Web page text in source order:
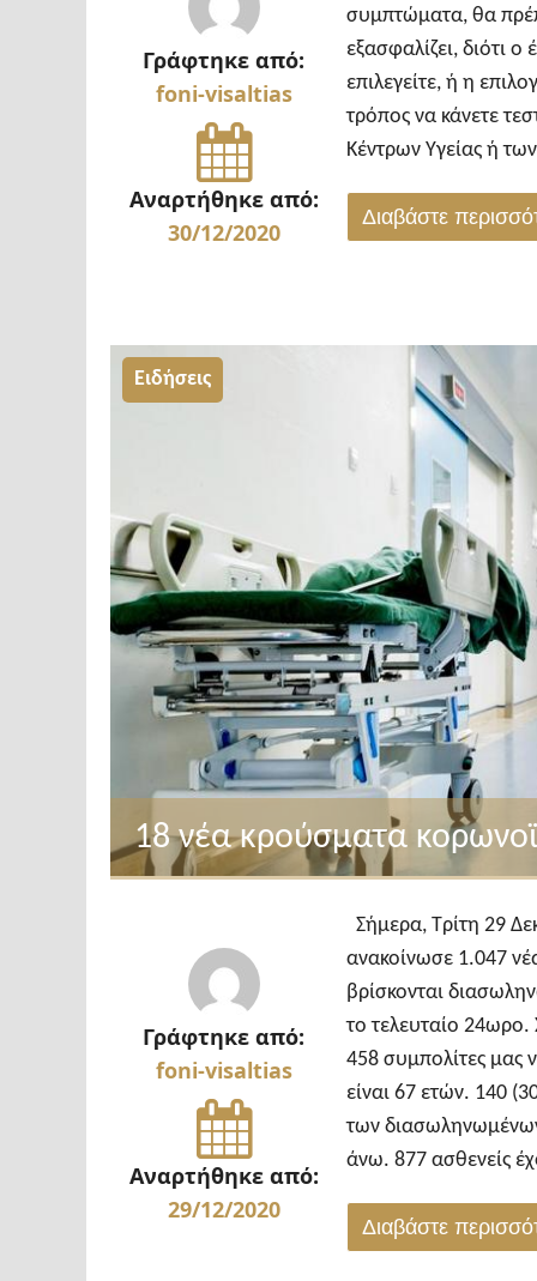
Γράφτηκε από:
foni-visaltias
Αναρτήθηκε από:
30/12/2020
συμπτώματα, θα
εξασφαλίζει, διότι ο
επιλεγείτε, ή η
τρόπος να κάνετε
Κέντρων Υγείας ή
Διαβάστε
Δηλώσεις
στην
testing.gov.gr"
Ειδήσεις
18 νέα κρούσματα
Γράφτηκε από:
foni-visaltias
Αναρτήθηκε από:
29/12/2020
Σήμερα, Τρίτη 29
ανακοίνωσε 1.047
βρίσκονται
το τελευταίο
458 συμπολίτες μας
είναι 67 ετών. 140
των
άνω. 877 ασθενείς
Διαβάστε